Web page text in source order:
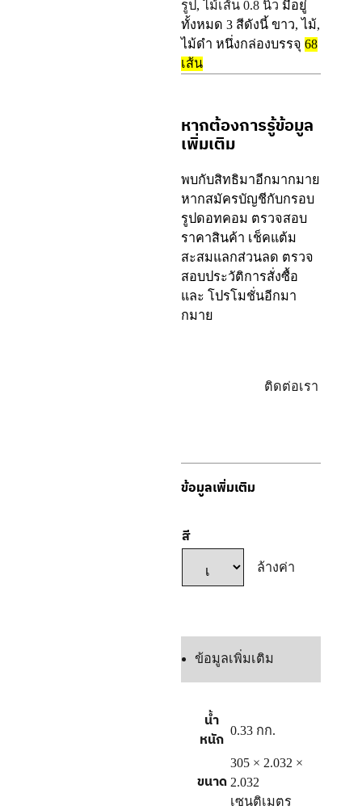
รูป, ไม้เส้น 0.8 นิ้ว มีอยู่
ทั้งหมด 3 สีดังนี้ ขาว, ไม้,
ไม้ดำ หนึ่งกล่องบรรจุ 68
เส้น
หากต้องการรู้ข้อมูล
เพิ่มเติม
พบกับสิทธิมาอีกมากมาย
หากสมัครบัญชีกับกรอบ
รูปดอทคอม ตรวจสอบ
ราคาสินค้า เช็คแต้ม
สะสมแลกส่วนลด ตรวจ
สอบประวัติการสั่งซื้อ
และ โปรโมชั่นอีกมา
กมาย
ติดต่อเรา
ข้อมูลเพิ่มเติม
สี
ล้างค่า
ข้อมูลเพิ่มเติม
น้ำ
หนัก 0.33 กก.
ขนาด
305 × 2.032 ×
2.032
เซนติเมตร